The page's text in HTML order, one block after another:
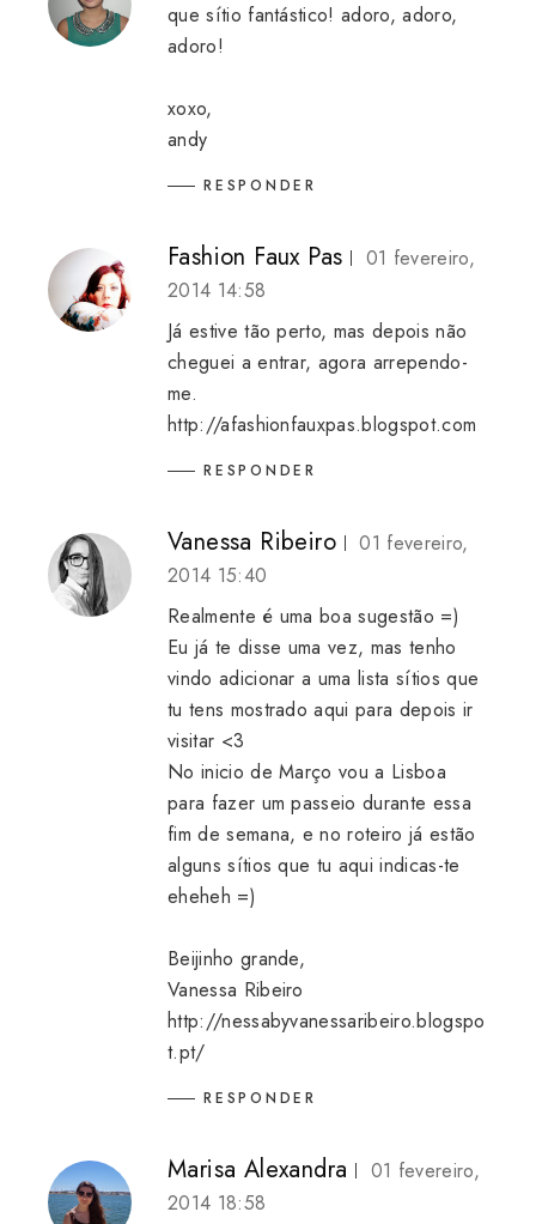
que sítio fantástico! adoro, adoro,
adoro!
xoxo,
andy
RESPONDER
Fashion Faux Pas
01 fevereiro,
2014 14:58
Já estive tão perto, mas depois não
cheguei a entrar, agora arrependo-
me.
http://afashionfauxpas.blogspot.com
RESPONDER
Vanessa Ribeiro
01 fevereiro,
2014 15:40
Realmente é uma boa sugestão =)
Eu já te disse uma vez, mas tenho
vindo adicionar a uma lista sítios que
tu tens mostrado aqui para depois ir
visitar <3
No inicio de Março vou a Lisboa
para fazer um passeio durante essa
fim de semana, e no roteiro já estão
alguns sítios que tu aqui indicas-te
eheheh =)
Beijinho grande,
Vanessa Ribeiro
http://nessabyvanessaribeiro.blogspo
t.pt/
RESPONDER
Marisa Alexandra
01 fevereiro,
2014 18:58